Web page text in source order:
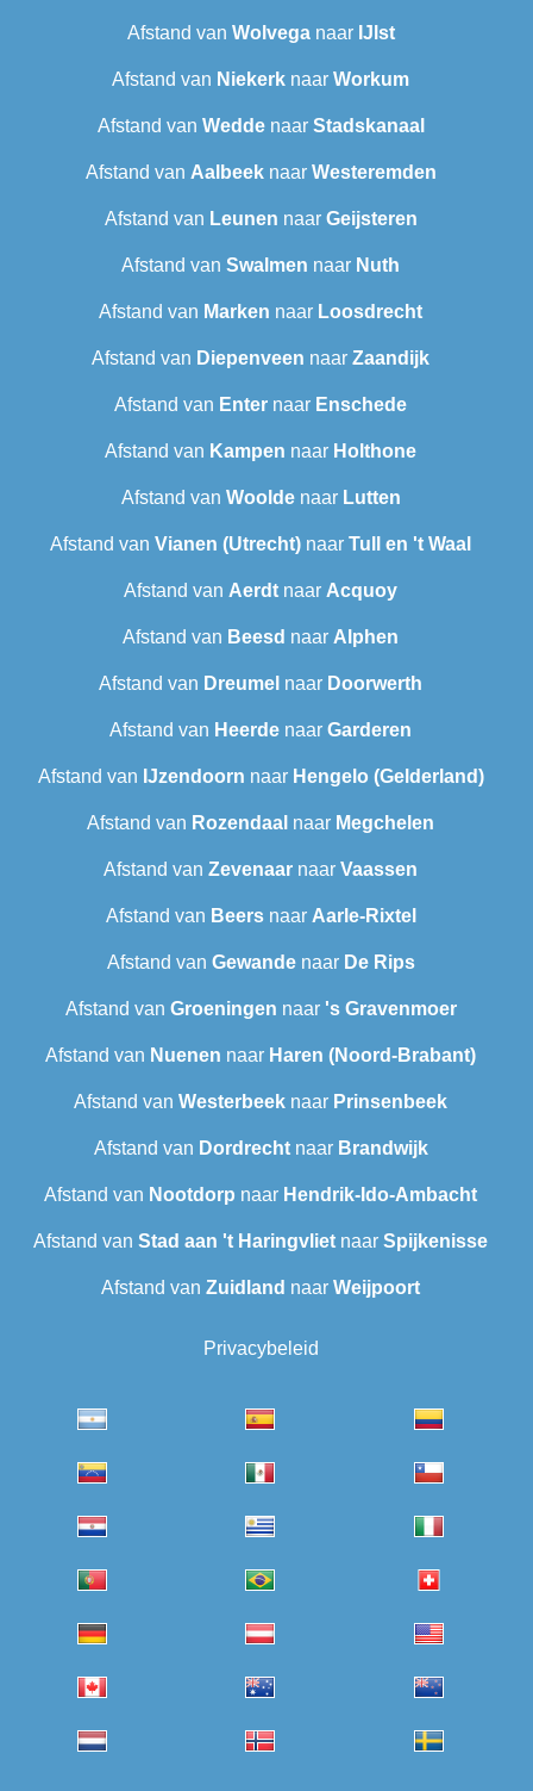
Afstand van Wolveganaar IJlst
Afstand van Niekerk naar Workum
Afstand van Weddenaar Stadskanaal
Afstand van Aalbeeknaar Westeremden
Afstand van Leunen naar Geijsteren
Afstand van Swalmen naar Nuth
Afstand van Marken naar Loosdrecht
Afstand van Diepenveen naar Zaandijk
Afstand van Enter naar Enschede
Afstand van Kampen naar Holthone
Afstand van Wooldenaar Lutten
Afstand van Vianen (Utrecht) naar Tull en 't Waal
Afstand van Aerdt naar Acquoy
Afstand van Beesd naar Alphen
Afstand van Dreumel naar Doorwerth
Afstand van Heerde naar Garderen
Afstand van IJzendoorn naar Hengelo (Gelderland)
Afstand van Rozendaal naar Megchelen
Afstand van Zevenaar naar Vaassen
Afstand van Beersnaar Aarle-Rixtel
Afstand van Gewandenaar De Rips
Afstand van Groeningen naar 's Gravenmoer
Afstand van Nuenen naar Haren (Noord-Brabant)
Afstand van Westerbeek naar Prinsenbeek
Afstand van Dordrechtnaar Brandwijk
Afstand van Nootdorp naar Hendrik-Ido-Ambacht
Afstand van Stad aan 't Haringvliet naar Spijkenisse
Afstand van Zuidland naar Weijpoort
Privacybeleid